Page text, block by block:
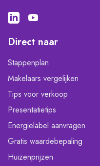
Direct naar
Stappenplan
Makelaars vergelijken
Tips voor verkoop
Presentatietips
Energielabel aanvragen
Gratis waardebepaling
Huizenprijzen